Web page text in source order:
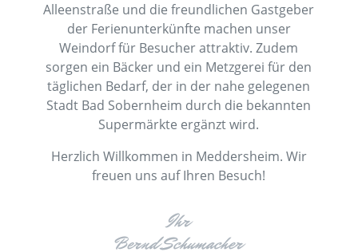
Alleenstraße und die freundlichen Gastgeber
der Ferienunterkünfte machen unser
Weindorf für Besucher attraktiv. Zudem
sorgen ein Bäcker und ein Metzgerei für den
täglichen Bedarf, der in der nahe gelegenen
Stadt Bad Sobernheim durch die bekannten
Supermärkte ergänzt wird.
Herzlich Willkommen in Meddersheim. Wir
freuen uns auf Ihren Besuch!
Ihr
Bernd Schumacher